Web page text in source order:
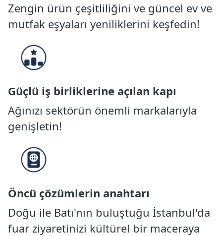
Zengin ürün çeşitliliğini ve güncel ev ve
mutfak eşyaları yeniliklerini keşfedin!
Güçlü iş birliklerine açılan kapı
Ağınızı sektörün önemli markalarıyla
genişletin!
Öncü çözümlerin anahtarı
Doğu ile Batı'nın buluştuğu İstanbul'da
fuar ziyaretinizi kültürel bir maceraya